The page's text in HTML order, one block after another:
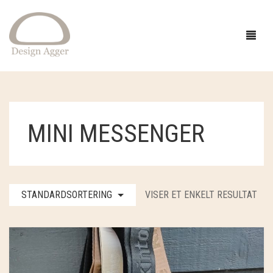
GAVEIDÉER
STRIK
CAMAROSE
OPSKRIFTER
ACCESSORIES
SMYKKER OG HÅR
BUTIK
EVENTS
OM
MINI MESSENGER
STANDARDSORTERING VISER ET ENKELT RESULTAT